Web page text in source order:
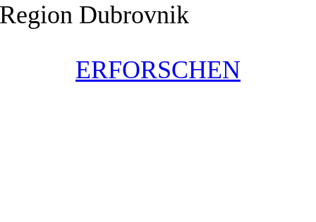
Region Dubrovnik
ERFORSCHEN